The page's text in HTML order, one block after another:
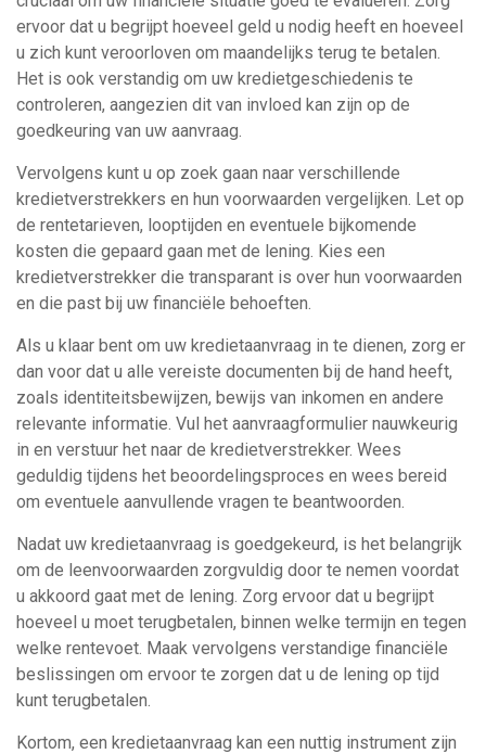
ervoor dat u begrijpt hoeveel geld u nodig heeft en hoeveel
u zich kunt veroorloven om maandelijks terug te betalen.
Het is ook verstandig om uw kredietgeschiedenis te
controleren, aangezien dit van invloed kan zijn op de
goedkeuring van uw aanvraag.
Vervolgens kunt u op zoek gaan naar verschillende
kredietverstrekkers en hun voorwaarden vergelijken. Let op
de rentetarieven, looptijden en eventuele bijkomende
kosten die gepaard gaan met de lening. Kies een
kredietverstrekker die transparant is over hun voorwaarden
en die past bij uw financiële behoeften.
Als u klaar bent om uw kredietaanvraag in te dienen, zorg er
dan voor dat u alle vereiste documenten bij de hand heeft,
zoals identiteitsbewijzen, bewijs van inkomen en andere
relevante informatie. Vul het aanvraagformulier nauwkeurig
in en verstuur het naar de kredietverstrekker. Wees
geduldig tijdens het beoordelingsproces en wees bereid
om eventuele aanvullende vragen te beantwoorden.
Nadat uw kredietaanvraag is goedgekeurd, is het belangrijk
om de leenvoorwaarden zorgvuldig door te nemen voordat
u akkoord gaat met de lening. Zorg ervoor dat u begrijpt
hoeveel u moet terugbetalen, binnen welke termijn en tegen
welke rentevoet. Maak vervolgens verstandige financiële
beslissingen om ervoor te zorgen dat u de lening op tijd
kunt terugbetalen.
Kortom, een kredietaanvraag kan een nuttig instrument zijn